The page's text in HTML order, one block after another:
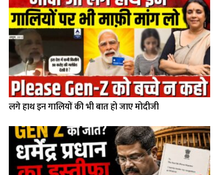
लगे हाथ इन गालियों की भी बात हो जाए मोदीजी